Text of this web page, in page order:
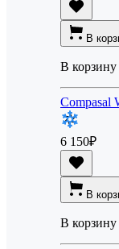
В
В корзину
Compasal
6 150₽
В
В корзину